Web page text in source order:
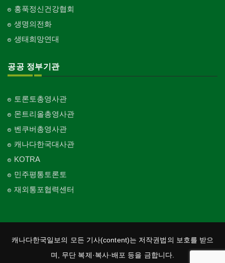
홍푹정신건강협회
생명의전화
생태희망연대
공공 정부기관
토론토총영사관
몬트리올총영사관
벤쿠버총영사관
캐나다한국대사관
KOTRA
민주평통토론토
재외통포협력센터
캐나다한국일보의 모든 기사(content)는 저작권법의 보호를 받으
며, 무단 복제·복사·배포 등을 금합니다.